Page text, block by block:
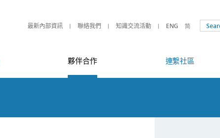
最新內部資訊 聯絡我們 知識交流活動 ENG 简
夥伴合作 連繫社區